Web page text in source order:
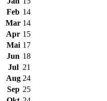
Feb 14
Mar 14
Apr 15
Mai 17
Jun 18
Jul 21
Aug 24
Sep 25